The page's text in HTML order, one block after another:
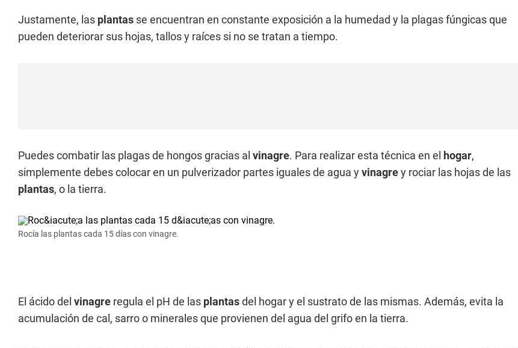
Justamente, las plantas se encuentran en constante exposición a la humedad y la plagas fúngicas que
pueden deteriorar sus hojas, tallos y raíces si no se tratan a tiempo.
Puedes combatir las plagas de hongos gracias al vinagre. Para realizar esta técnica en el hogar,
simplemente debes colocar en un pulverizador partes iguales de agua yvinagrey rociar las hojas de las
plantas, o la tierra.
Rocía las plantas cada 15 días con vinagre.
El ácido del vinagre regula el pH de las plantasdel hogar y el sustrato de las mismas. Además, evita la
acumulación de cal, sarro o minerales que provienen del agua del grifo en la tierra.